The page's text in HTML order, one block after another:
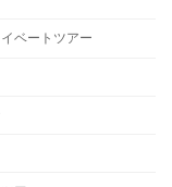
ベートツアー